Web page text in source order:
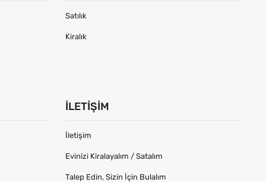
Satılık
Kiralık
İLETIŞIM
İletişim
Evinizi Kiralayalım / Satalım
Talep Edin, Sizin İçin Bulalım